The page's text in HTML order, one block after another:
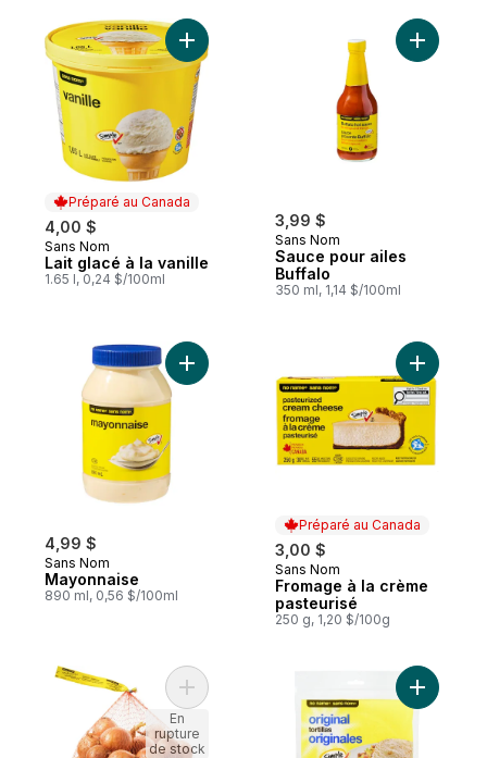
Préparé au Canada
4,00 $
Préparé au Canada
Sans Nom
Lait glacé à la vanille
1.65 l, 0,24 $/100ml
Ajouter Lait glacé à la vanille au panier
3,99 $
Sans Nom
Sauce pour ailes
Buffalo
350 ml, 1,14 $/100ml
Ajouter
4,99 $
Sans Nom
Mayonnaise
890 ml, 0,56 $/100ml
Ajouter Mayonnaise au panier
Préparé au Canada
3,00 $
Préparé au Canada
Sans Nom
Fromage à la crème
pasteurisé
250 g, 1,20 $/100g
Ajouter
Ajouter Oignons naturellement imparfait
En
rupture
de stock
Ajouter